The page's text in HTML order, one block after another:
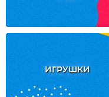
ИГРУШКИ